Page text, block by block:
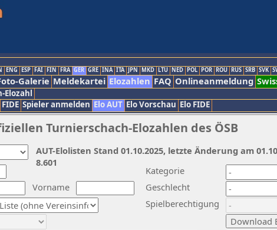
ENG ESP FAI FIN FRA GER GRE INA ITA JPN MKD LTU NED POL POR ROU RUS SRB SVK
Galerie Meldekartei Elozahlen FAQ Onlineanmeldung
Elozahl
FIDE Spieler anmelden Elo AUT Elo Vorschau Elo FIDE
Turnierschach-Elozahlen des ÖSB
Vorname
Kategorie
Geschlecht
Spielberechtigung
AUT-Elolisten Stand 01.10.2025, letzte Änderung am
8.601